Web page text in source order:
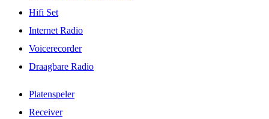
Hifi Set
Internet Radio
Voicerecorder
Draagbare Radio
Platenspeler
Receiver